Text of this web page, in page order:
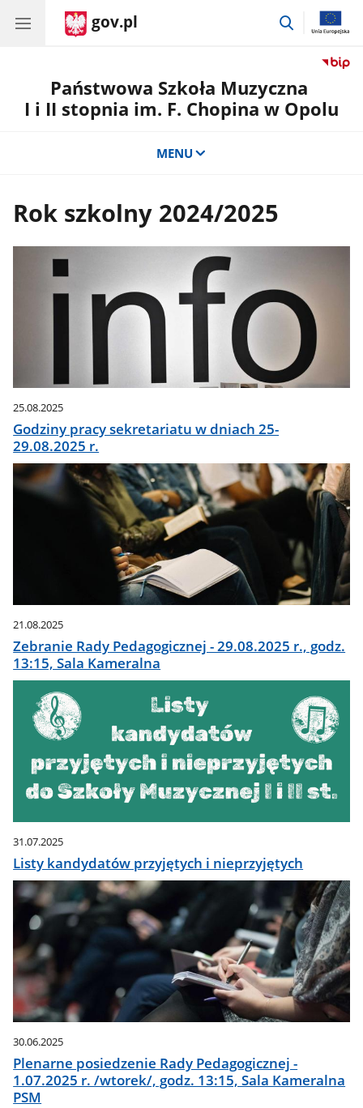
gov.pl
przejdź
Państwowa Szkoła Muzyczna
I i II stopnia im. F. Chopina w Opolu
MENU
Rok szkolny 2024/2025
25.08.2025
Godziny pracy sekretariatu w dniach 25-
29.08.2025 r.
21.08.2025
Zebranie Rady Pedagogicznej - 29.08.2025 r., godz.
13:15, Sala Kameralna
31.07.2025
Listy kandydatów przyjętych i nieprzyjętych
30.06.2025
Plenarne posiedzenie Rady Pedagogicznej -
1.07.2025 r. /wtorek/, godz. 13:15, Sala Kameralna
PSM